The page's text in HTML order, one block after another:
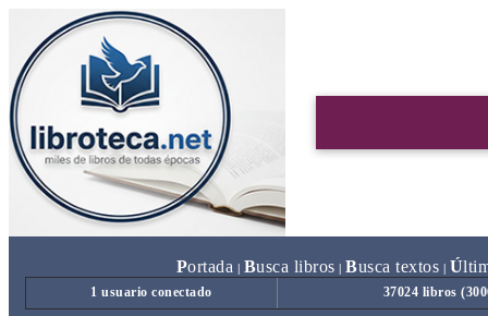
Portada Busca libros Busca textos Ú
1 usuario conectado 37024 libros